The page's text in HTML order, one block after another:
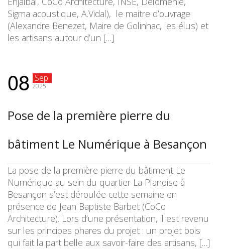
Sigma acoustique, A.Vidal), le maitre d’ouvrage
(Alexandre Benezet, Maire de Golinhac, les élus) et
les artisans autour d’un […]
08 Sep
2025
Pose de la première pierre du
bâtiment Le Numérique à Besançon
La pose de la première pierre du bâtiment Le
Numérique au sein du quartier La Planoise à
Besançon s’est déroulée cette semaine en
présence de Jean Baptiste Barbet (CoCo
Architecture). Lors d’une présentation, il est revenu
sur les principes phares du projet : un projet bois
qui fait la part belle aux savoir-faire des artisans, […]